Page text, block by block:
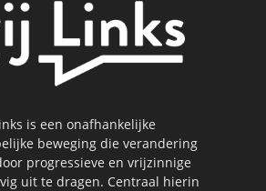
is een onafhankelijke
beweging die verandering
progressieve en vrijzinnige
uit te dragen. Centraal hierin